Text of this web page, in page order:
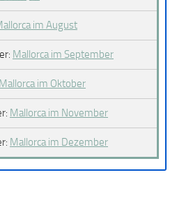
im August
Mallorca im September
Mallorca im Oktober
Mallorca im November
Mallorca im Dezember